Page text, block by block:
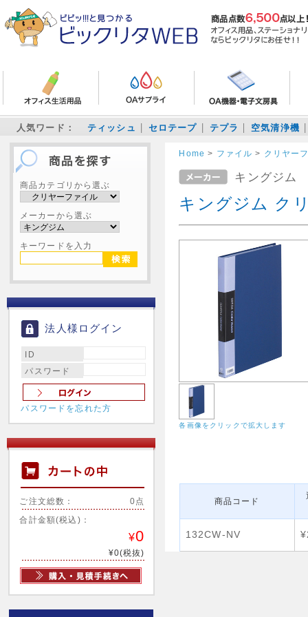
人気ワード： ティッシュ セロテープ テプラ 空気清浄機
商品カテゴリから選ぶ
メーカーから選ぶ
キーワードを入力
法人様ログイン
ID
パスワード
パスワードを忘れた方
ご注文総数： 0点
合計金額(税込)：
¥0
¥0(税抜)
Home > ファイル > クリヤー
キングジム
キングジム ク
各画像をクリックで拡大します
商品コード
132CW-NV